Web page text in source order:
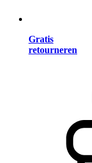
Gratis
retourneren